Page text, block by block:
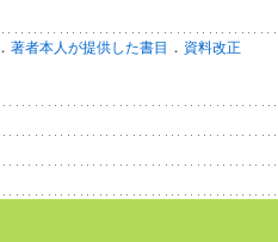
． 著者本人が提供した書目 ． 資料改正